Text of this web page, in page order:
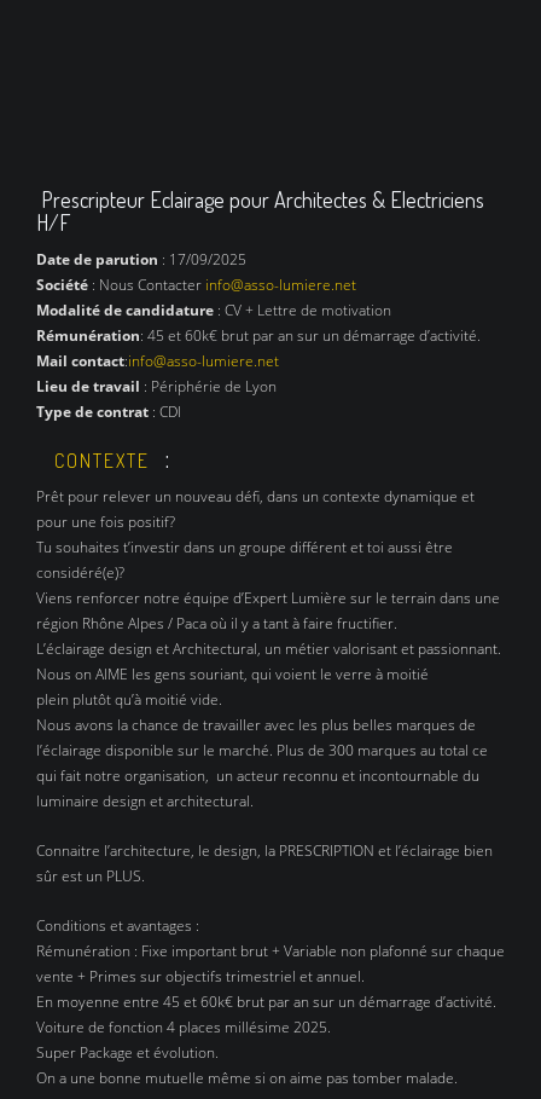
Prescripteur Eclairage pour Architectes & Electriciens
H/F
Date de parution : 17/09/2025
Société : Nous Contacter info@asso-lumiere.net
Modalité de candidature : CV + Lettre de motivation
Rémunération: 45 et 60k€ brut par an sur un démarrage d’activité.
Mail contact:info@asso-lumiere.net
Lieu de travail : Périphérie de Lyon
Type de contrat : CDI
CONTEXTE :
Prêt pour relever un nouveau défi, dans un contexte dynamique et
pour une fois positif?
Tu souhaites t’investir dans un groupe différent et toi aussi être
considéré(e)?
Viens renforcer notre équipe d’Expert Lumière sur le terrain dans une
région Rhône Alpes / Paca où il y a tant à faire fructifier.
L’éclairage design et Architectural, un métier valorisant et passionnant.
Nous on AIME les gens souriant, qui voient le verre à moitié
plein plutôt qu’à moitié vide.
Nous avons la chance de travailler avec les plus belles marques de
l’éclairage disponible sur le marché. Plus de 300 marques au total ce
qui fait notre organisation, un acteur reconnu et incontournable du
luminaire design et architectural.
Connaitre l’architecture, le design, la PRESCRIPTION et l’éclairage bien
sûr est un PLUS.
Conditions et avantages :
Rémunération : Fixe important brut + Variable non plafonné sur chaque
vente + Primes sur objectifs trimestriel et annuel.
En moyenne entre 45 et 60k€ brut par an sur un démarrage d’activité.
Voiture de fonction 4 places millésime 2025.
Super Package et évolution.
On a une bonne mutuelle même si on aime pas tomber malade.